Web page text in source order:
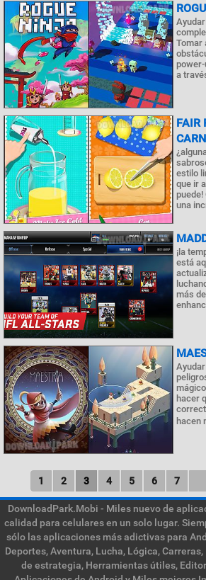
Tomar
a
FAIR
estilo
que ir
puede!
una
¡la
está
más
hacer
hacen
1 2 3 4 5 6 7
DownloadPark.Mobi - Miles nuevo de
calidad para celulares en un solo lugar.
sólo las aplicaciones más adictivas para
Deportes, Aventura, Lucha, Lógica,
de estrategia, Herramientas útiles,